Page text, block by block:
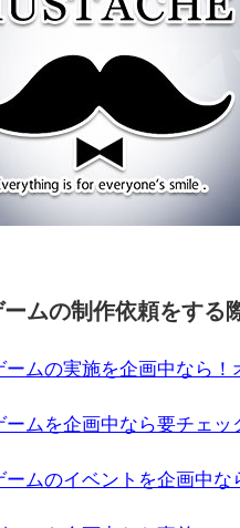
ムの制作依頼をする
ームの実施を企画中なら
ームを企画中なら要チェ
ームのイベントを企画中